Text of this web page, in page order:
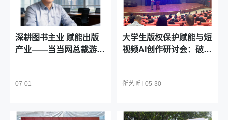
深耕图书主业 赋能出版
产业——当当网总裁游克
07-01
大学生版权保护赋能与短
视频AI创作研讨会：破解
靳艺昕 | 05-30
2026-07-31 10:17:04
以案为鉴守底线，以清廉担当促履职
2026-07-31 10:14:49
机教育峰会正式发布